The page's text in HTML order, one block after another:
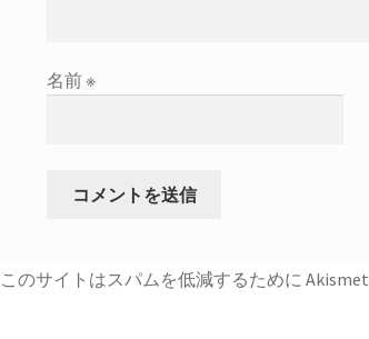
名前※
このサイトはスパムを低減するために Akismet